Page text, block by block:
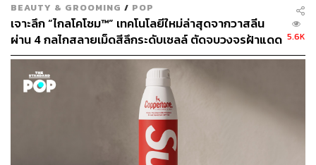
BEAUTY & GROOMING / POP
เจาะลึก “ไกลโคโซม™” เทคโนโลยีใหม่ล่าสุดจากวาสลีน
ผ่าน 4 กลไกสลายเม็ดสีลึกระดับเซลล์ ตัดจบวงจรฝ้าแดด
และจุดด่างดำ เพื่อผิวกระจ่างใสใน 2 สัปดาห์
[Advertorial]
5.6K